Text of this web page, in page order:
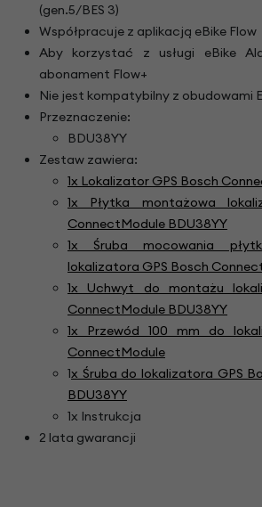
(gen.5/BES 3)
Współpracuje z aplikacją eBike Flow
Aby korzystać z usługi eBike
abonament Flow+
Nie jest kompatybilny z obudowami
Przeznaczenie:
BDU38YY
Zestaw zawiera:
1x Lokalizator GPS Bosch
1x Płytka montażowa
ConnectModule BDU38YY
1x Śruba mocowania
lokalizatora GPS Bosch
1x Uchwyt do montażu
ConnectModule BDU38YY
1x Przewód 100 mm do
ConnectModule
1x Śruba do lokalizatora GPS
BDU38YY
1x Instrukcja
2 lata gwarancji